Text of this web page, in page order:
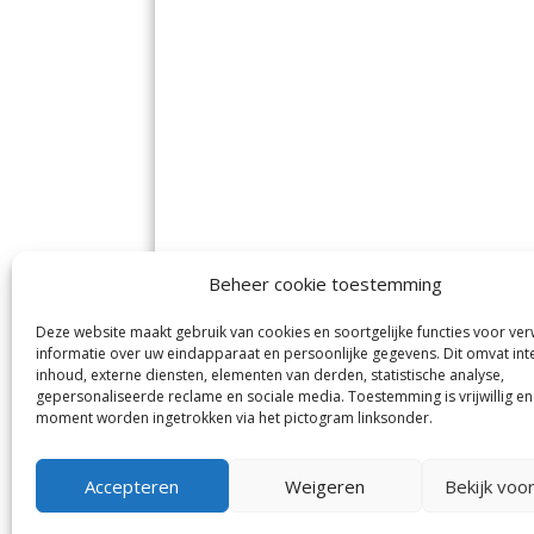
Beheer cookie toestemming
Deze website maakt gebruik van cookies en soortgelijke functies voor
informatie over uw eindapparaat en persoonlijke gegevens. Dit omvat
inhoud, externe diensten, elementen van derden, statistische analyse,
gepersonaliseerde reclame en sociale media. Toestemming is vrijwillig
moment worden ingetrokken via het pictogram linksonder.
Accepteren Weigeren Bekijk
De Nieuwe Meerbode
Visserstraat 10
1431 GJ Aalsmeer
0297-341900
info@meerbode.nl
en
De